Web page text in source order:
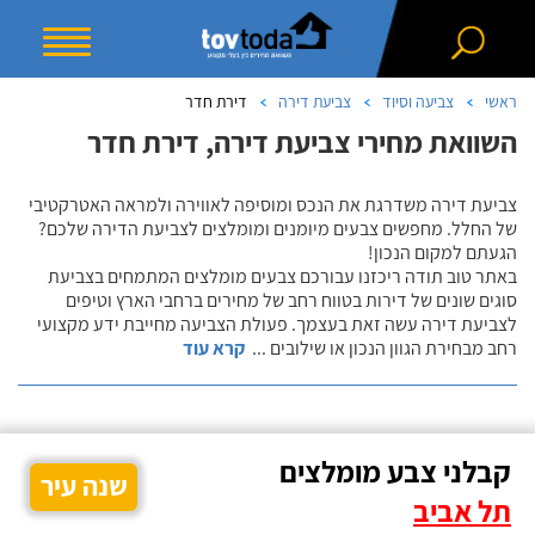
ראשי צביעה וסיוד צביעת דירה דירת חדר
השוואת מחירי צביעת דירה, דירת חדר
צביעת דירה משדרגת את הנכס ומוסיפה לאווירה ולמראה האטרקטיבי
של החלל. מחפשים צבעים מיומנים ומומלצים לצביעת הדירה שלכם?
הגעתם למקום הנכון!
באתר טוב תודה ריכזנו עבורכם צבעים מומלצים המתמחים בצביעת
סוגים שונים של דירות בטווח רחב של מחירים ברחבי הארץ וטיפים
לצביעת דירה עשה זאת בעצמך. פעולת הצביעה מחייבת ידע מקצועי
רחב מבחירת הגוון הנכון או שילובים ... קרא עוד
קבלני צבע מומלצים
תל אביב
שנה עיר